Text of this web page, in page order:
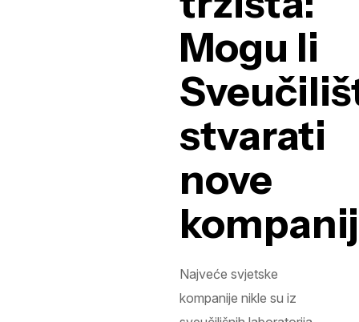
Mogu li
stvarati
nove
Najveće svjetske
kompanije nikle su iz